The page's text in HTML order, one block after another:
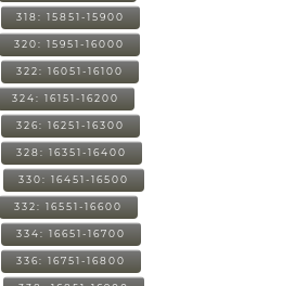
318: 15851-15900
320: 15951-16000
322: 16051-16100
324: 16151-16200
326: 16251-16300
328: 16351-16400
330: 16451-16500
332: 16551-16600
334: 16651-16700
336: 16751-16800